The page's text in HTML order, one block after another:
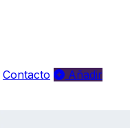
Contacto
Añadir